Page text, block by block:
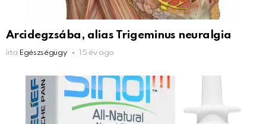
Arcidegzsába, alias Trigeminus neuralgia
írta Egészségügy 15 év ago